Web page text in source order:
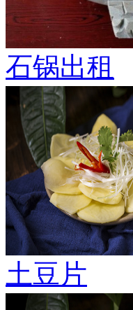
石锅出租
土豆片